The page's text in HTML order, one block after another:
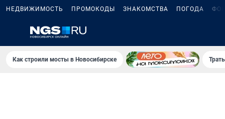
НЕДВИЖИМОСТЬ ПРОМОКОДЫ ЗНАКОМСТВА ПОГОДА
Как строили мосты в Новосибирске